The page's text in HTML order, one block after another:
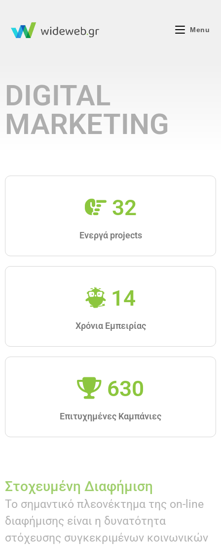
Menu
DIGITAL
MARKETING
32
Ενεργά projects
14
Χρόνια Εμπειρίας
630
Επιτυχημένες Καμπάνιες
Στοχευμένη Διαφήμιση
Το σημαντικό πλεονέκτημα της on-line
διαφήμισης είναι η δυνατότητα
στόχευσης συγκεκριμένων κοινωνικών